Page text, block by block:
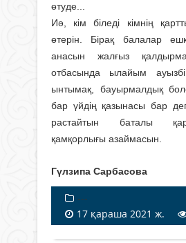
өтуде...
Иә, кім біледі кімнің
өтерін. Бірақ балалар
анасын жалғыз
отбасында ылайым
ынтымақ, бауырмалдық
бар үйдің қазынасы бар
растайтын баталы
қамқорлығы азай­масын.
Гүлзипа Сарбасова
---
17 қараша 2021 ж.